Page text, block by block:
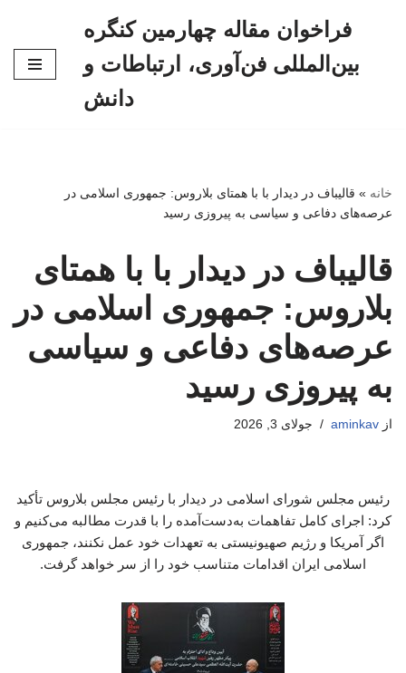
فراخوان مقاله چهارمین کنگره
بین‌المللی فن‌آوری، ارتباطات و
دانش
خانه » قالیباف در دیدار با با همتای بلاروس: جمهوری اسلامی در
عرصه‌های دفاعی و سیاسی به پیروزی رسید
قالیباف در دیدار با با همتای
بلاروس: جمهوری اسلامی در
عرصه‌های دفاعی و سیاسی
به پیروزی رسید
از aminkav جولای 3, 2026
رئیس مجلس شورای اسلامی در دیدار با رئیس مجلس بلاروس تأکید
کرد: اجرای کامل تفاهمات به‌دست‌آمده را با قدرت مطالبه می‌کنیم و
اگر آمریکا و رژیم صهیونیستی به تعهدات خود عمل نکنند، جمهوری
اسلامی ایران اقدامات متناسب خود را از سر خواهد گرفت.